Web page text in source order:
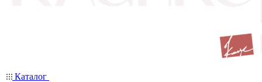
Каталог